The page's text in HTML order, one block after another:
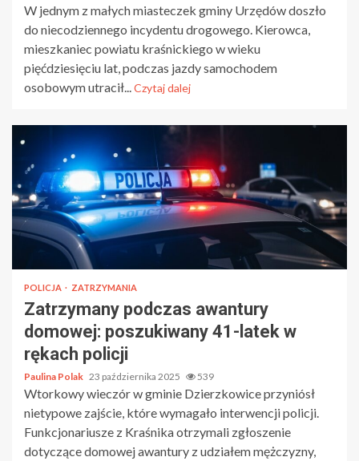
W jednym z małych miasteczek gminy Urzędów doszło
do niecodziennego incydentu drogowego. Kierowca,
mieszkaniec powiatu kraśnickiego w wieku
pięćdziesięciu lat, podczas jazdy samochodem
osobowym utracił...Czytaj dalej
POLICJA ZATRZYMANIA
Zatrzymany podczas awantury
domowej: poszukiwany 41-latek w
rękach policji
Paulina Polak 23 października 2025 539
Wtorkowy wieczór w gminie Dzierzkowice przyniósł
nietypowe zajście, które wymagało interwencji policji.
Funkcjonariusze z Kraśnika otrzymali zgłoszenie
dotyczące domowej awantury z udziałem mężczyzny,